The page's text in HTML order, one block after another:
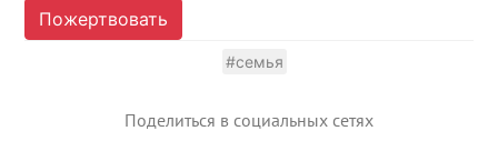
Пожертвовать
#семья
Поделиться в социальных сетях